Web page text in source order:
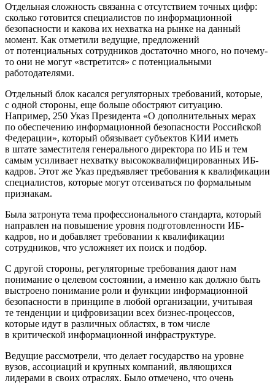
Отдельная сложность связанна с отсутствием точных цифр:
сколько готовится специалистов по информационной
безопасности и какова их нехватка на рынке на данный
момент. Как отметили ведущие, предложений
от потенциальных сотрудников достаточно много, но почему-
то они не могут «встретится» с потенциальными
работодателями.
Отдельный блок касался регуляторных требований, которые,
с одной стороны, еще больше обостряют ситуацию.
Например, 250 Указ Президента «О дополнительных мерах
по обеспечению информационной безопасности Российской
Федерации», который обязывает субъектов КИИ иметь
в штате заместителя генерального директора по ИБ и тем
самым усиливает нехватку высококвалифицированных ИБ-
кадров. Этот же Указ предъявляет требования к квалификации
специалистов, которые могут отсеиваться по формальным
признакам.
Была затронута тема профессионального стандарта, который
направлен на повышение уровня подготовленности ИБ-
кадров, но и добавляет требовании к квалификации
сотрудников, что усложняет их поиск и подбор.
С другой стороны, регуляторные требования дают нам
понимание о целевом состоянии, а именно как должно быть
выстроено понимание роли и функции информационной
безопасности в принципе в любой организации, учитывая
те тенденции и цифровизации всех бизнес-процессов,
которые идут в различных областях, в том числе
в критической информационной инфраструктуре.
Ведущие рассмотрели, что делает государство на уровне
вузов, ассоциаций и крупных компаний, являющихся
лидерами в своих отраслях. Было отмечено, что очень